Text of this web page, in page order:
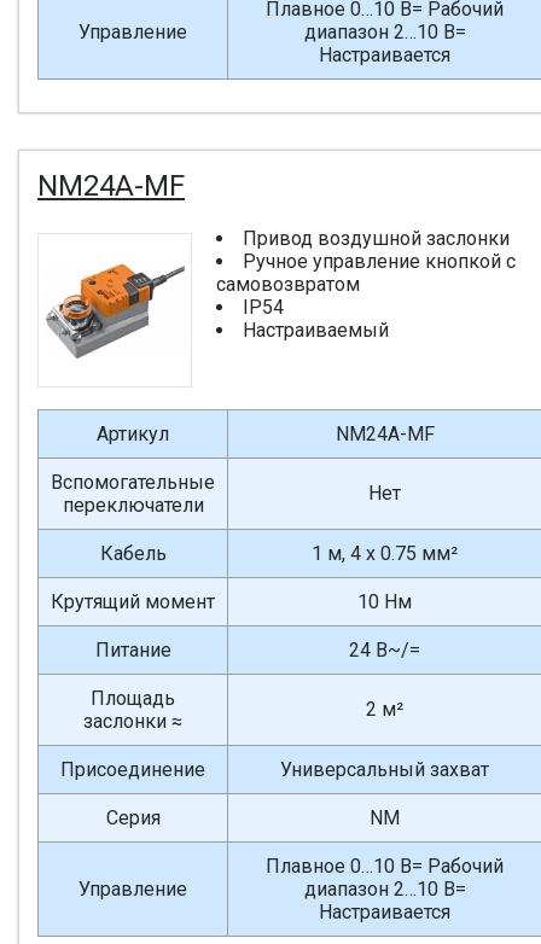
Управление
Плавное 0…10 В= Рабочий
диапазон 2…10 В=
Настраивается
NM24A-MF
Привод воздушной заслонки
Ручное управление кнопкой с
самовозвратом
IP54
Настраиваемый
Артикул NM24A-MF
Вспомогательные
переключатели
Нет
Кабель 1 м, 4 x 0.75 мм²
Крутящий момент 10 Нм
Питание 24 В~/=
Площадь
заслонки ≈
2 м²
Присоединение Универсальный захват
Серия NM
Управление
Плавное 0…10 В= Рабочий
диапазон 2…10 В=
Настраивается